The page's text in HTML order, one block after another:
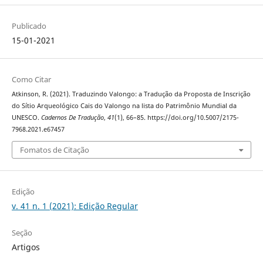
Publicado
15-01-2021
Como Citar
Atkinson, R. (2021). Traduzindo Valongo: a Tradução da Proposta de Inscrição
do Sítio Arqueológico Cais do Valongo na lista do Patrimônio Mundial da
UNESCO. Cadernos De Tradução, 41(1), 66–85. https://doi.org/10.5007/2175-
7968.2021.e67457
Fomatos de Citação
Edição
v. 41 n. 1 (2021): Edição Regular
Seção
Artigos